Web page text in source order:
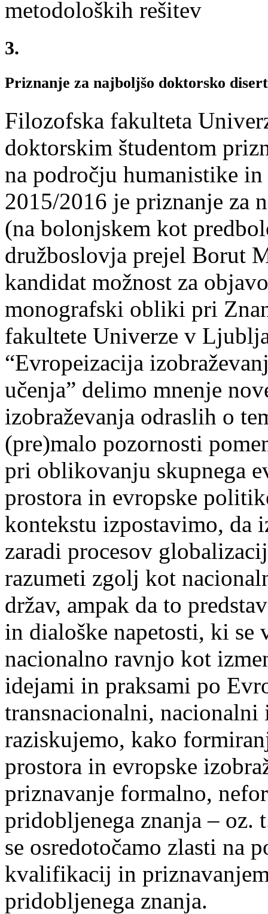
metodoloških rešitev
3.
Priznanje za najboljšo doktorsko
Filozofska fakulteta
doktorskim študentom
na področju humanistike
2015/2016 je priznanje za
(na bolonjskem kot
družboslovja prejel Borut
kandidat možnost za
monografski obliki pri
fakultete Univerze v
“Evropeizacija
učenja” delimo mnenje
izobraževanja odraslih o
(pre)malo pozornosti
pri oblikovanju skupnega
prostora in evropske
kontekstu izpostavimo, da
zaradi procesov
razumeti zgolj kot
držav, ampak da to
in dialoške napetosti, ki se
nacionalno ravnjo kot
idejami in praksami po
transnacionalni,
raziskujemo, kako
prostora in evropske
priznavanje formalno,
pridobljenega znanja – oz.
se osredotočamo zlasti na
kvalifikacij in
pridobljenega znanja.